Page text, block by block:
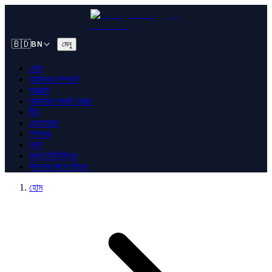
🇧🇩BN মেনু
হোম
আমাদের সম্পর্কে
সরঞ্জাম
আমাদের সমর্থন করুন
টিম
যোগাযোগ
স্পনসর
ব্লগ
মুক্ত ফিলিস্তিন
সুদানের পাশে দাঁড়ান
হোম